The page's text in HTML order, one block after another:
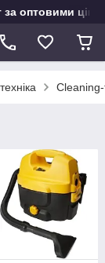
за оптовими
Cleaning-